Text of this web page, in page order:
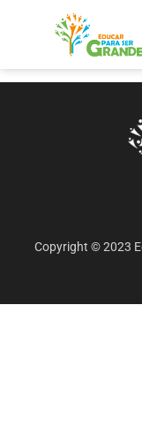
Copyright © 2023